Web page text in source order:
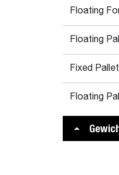
Floating
Floating
Fixed
Floating